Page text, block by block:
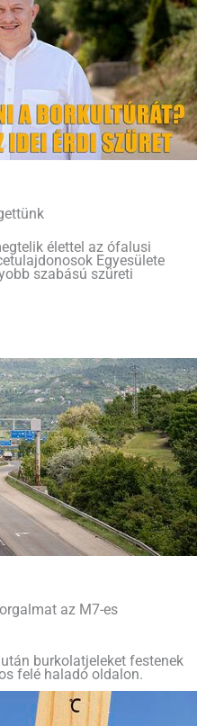
élettel az ófalusi
Egyesülete
szabású szüreti
az M7-es
burkolatjeleket festenek
felé haladó oldalon.